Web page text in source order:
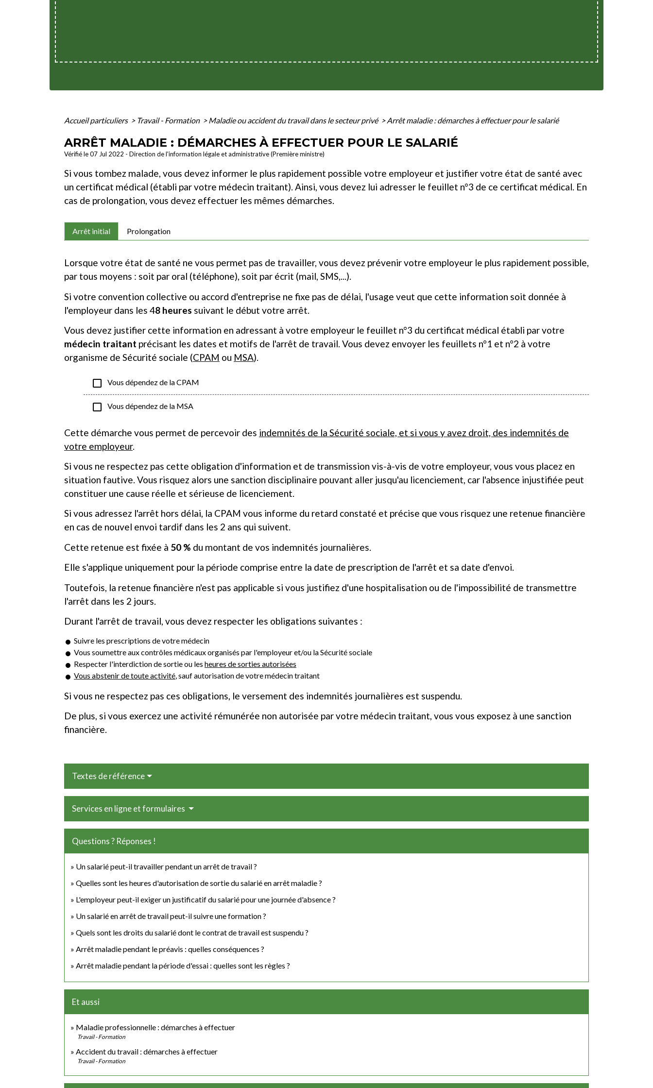
Accueil particuliers > Travail - Formation > Maladie ou accident du travail dans le secteur privé > Arrêt maladie : démarches à effectuer pour le salarié
ARRÊT MALADIE : DÉMARCHES À EFFECTUER POUR LE SALARIÉ
Vérifié le 07 Jul 2022 - Direction de l'information légale et administrative (Première ministre)
Si vous tombez malade, vous devez informer le plus rapidement possible votre employeur et justifier votre état de santé avec
un certificat médical (établi par votre médecin traitant). Ainsi, vous devez lui adresser le feuillet n°3 de ce certificat médical. En
cas de prolongation, vous devez effectuer les mêmes démarches.
Arrêt initial Prolongation
Lorsque votre état de santé ne vous permet pas de travailler, vous devez prévenir votre employeur le plus rapidement possible,
par tous moyens : soit par oral (téléphone), soit par écrit (mail, SMS,...).
Si votre convention collective ou accord d'entreprise ne fixe pas de délai, l'usage veut que cette information soit donnée à
l'employeur dans les 48 heures suivant le début votre arrêt.
Vous devez justifier cette information en adressant à votre employeur le feuillet n°3 du certificat médical établi par votre
médecin traitant précisant les dates et motifs de l'arrêt de travail. Vous devez envoyer les feuillets n°1 et n°2 à votre
organisme de Sécurité sociale (CPAM ou MSA).
check_box_outline_blank Vous dépendez de la CPAM
check_box_outline_blank Vous dépendez de la MSA
Cette démarche vous permet de percevoir des indemnités de la Sécurité sociale, et si vous y avez droit, des indemnités de
votre employeur.
Si vous ne respectez pas cette obligation d'information et de transmission vis-à-vis de votre employeur, vous vous placez en
situation fautive. Vous risquez alors une sanction disciplinaire pouvant aller jusqu'au licenciement, car l'absence injustifiée peut
constituer une cause réelle et sérieuse de licenciement.
Si vous adressez l'arrêt hors délai, la CPAM vous informe du retard constaté et précise que vous risquez une retenue financière
en cas de nouvel envoi tardif dans les 2 ans qui suivent.
Cette retenue est fixée à 50 % du montant de vos indemnités journalières.
Elle s'applique uniquement pour la période comprise entre la date de prescription de l'arrêt et sa date d'envoi.
Toutefois, la retenue financière n'est pas applicable si vous justifiez d'une hospitalisation ou de l'impossibilité de transmettre
l'arrêt dans les 2 jours.
Durant l'arrêt de travail, vous devez respecter les obligations suivantes :
Suivre les prescriptions de votre médecin
Vous soumettre aux contrôles médicaux organisés par l'employeur et/ou la Sécurité sociale
Respecter l'interdiction de sortie ou les heures de sorties autorisées
Vous abstenir de toute activité , sauf autorisation de votre médecin traitant
Si vous ne respectez pas ces obligations, le versement des indemnités journalières est suspendu.
De plus, si vous exercez une activité rémunérée non autorisée par votre médecin traitant, vous vous exposez à une sanction
financière.
Textes de référence
Services en ligne et formulaires
Questions ? Réponses !
Un salarié peut-il travailler pendant un arrêt de travail ?
Quelles sont les heures d'autorisation de sortie du salarié en arrêt maladie ?
L'employeur peut-il exiger un justificatif du salarié pour une journée d'absence ?
Un salarié en arrêt de travail peut-il suivre une formation ?
Quels sont les droits du salarié dont le contrat de travail est suspendu ?
Arrêt maladie pendant le préavis : quelles conséquences ?
Arrêt maladie pendant la période d'essai : quelles sont les règles ?
Et aussi
Maladie professionnelle : démarches à effectuer
Travail - Formation
Accident du travail : démarches à effectuer
Travail - Formation